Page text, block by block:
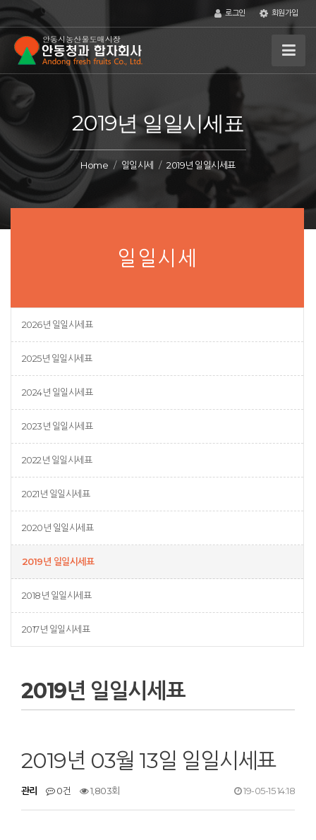
로그인 회원가입
2019년 일일시세표
Home 일일시세 2019년 일일시세표
일일시세
2026년 일일시세표
2025년 일일시세표
2024년 일일시세표
2023년 일일시세표
2022년 일일시세표
2021년 일일시세표
2020년 일일시세표
2019년 일일시세표
2018년 일일시세표
2017년 일일시세표
2019년 일일시세표
2019년 03월 13일 일일시세표
관리 0건 1,803회 19-05-15 14:18